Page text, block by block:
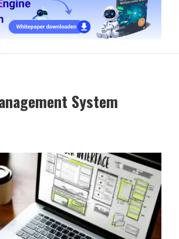
System